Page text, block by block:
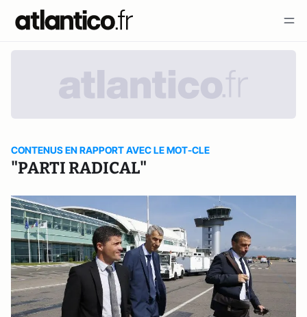
CONTENUS EN RAPPORT AVEC LE MOT-CLE
"PARTI RADICAL"